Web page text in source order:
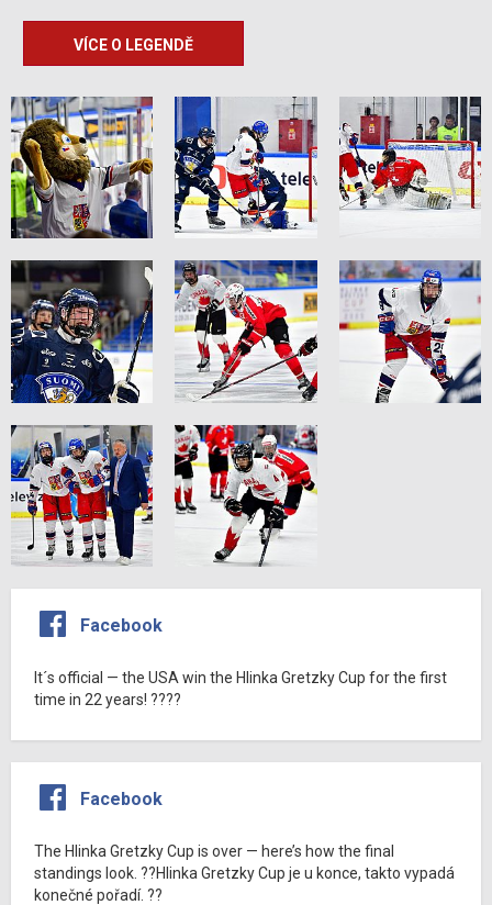
VÍCE O LEGENDĚ
Facebook
It´s official — the USA win the Hlinka Gretzky Cup for the first
time in 22 years! ????
Facebook
The Hlinka Gretzky Cup is over — here’s how the final
standings look. ??Hlinka Gretzky Cup je u konce, takto vypadá
konečné pořadí. ??